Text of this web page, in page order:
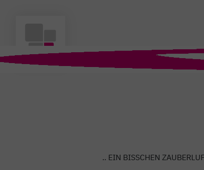
.. EIN BISSCHEN